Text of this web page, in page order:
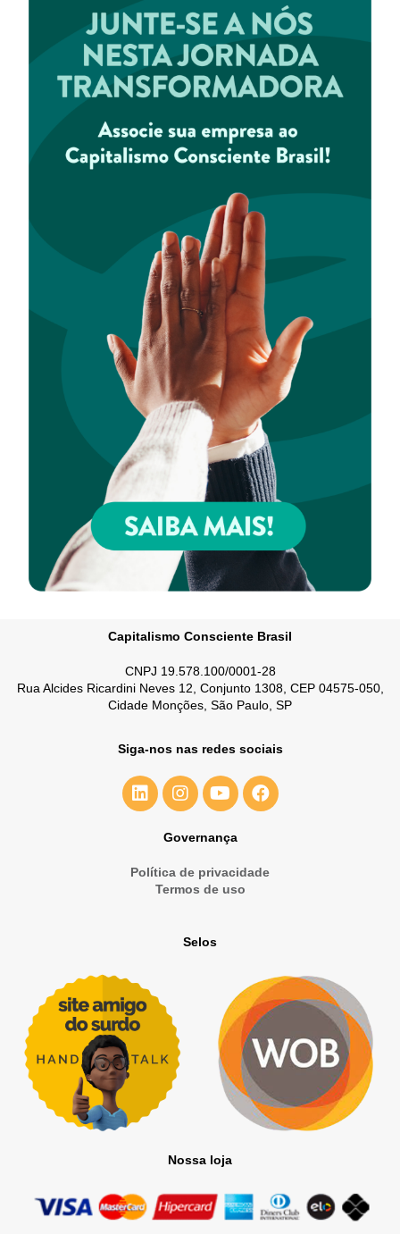
Capitalismo Consciente Brasil
CNPJ 19.578.100/0001-28
Rua Alcides Ricardini Neves 12, Conjunto 1308, CEP 04575-050,
Cidade Monções, São Paulo, SP
Siga-nos nas redes sociais
Governança
Política de privacidade
Termos de uso
Selos
Nossa loja